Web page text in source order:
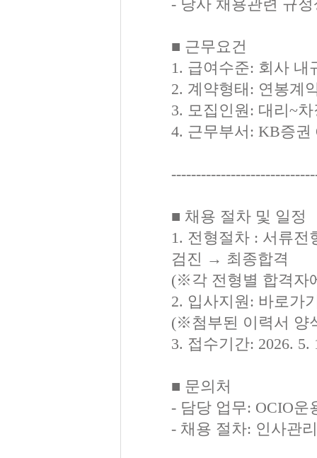
- 당사 채용관련 규
■ 근무요건
1. 급여수준: 회사
2. 계약형태: 연봉계
3. 모집인원: 대리~
4. 근무부서: KB증권
■ 채용 절차 및 일정
1. 전형절차 : 서류
검진 → 최종합격
(※각 전형별 합격자
2. 입사지원: 바로가
(※첨부된 이력서 양
3. 접수기간: 2026. 5.
■ 문의처
- 담당 업무: OCIO운
- 채용 절차: 인사관